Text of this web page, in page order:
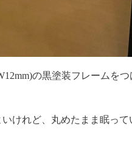
の黒塗装フレームを
けれど、丸めたまま眠っ